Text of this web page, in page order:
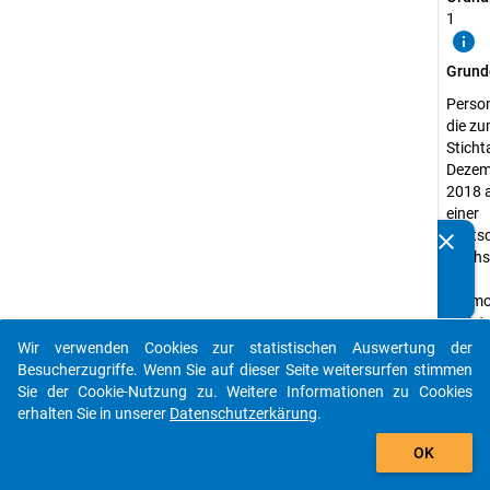
1
info
die
2018
einer
waren
Daten
clear
auto_stories
add_shopping_cart
Wir verwenden Cookies zur statistischen Auswertung der
Besucherzugriffe. Wenn Sie auf dieser Seite weitersurfen stimmen
Sie der Cookie-Nutzung zu. Weitere Informationen zu Cookies
erhalten Sie in unserer Datenschutzerkärung.
OK